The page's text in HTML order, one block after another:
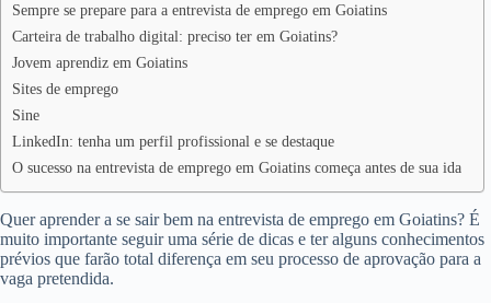
Sempre se prepare para a entrevista de emprego em Goiatins
Carteira de trabalho digital: preciso ter em Goiatins?
Jovem aprendiz em Goiatins
Sites de emprego
Sine
LinkedIn: tenha um perfil profissional e se destaque
O sucesso na entrevista de emprego em Goiatins começa antes de sua ida
Quer aprender a se sair bem na entrevista de emprego em Goiatins? É
muito importante seguir uma série de dicas e ter alguns conhecimentos
prévios que farão total diferença em seu processo de aprovação para a
vaga pretendida.